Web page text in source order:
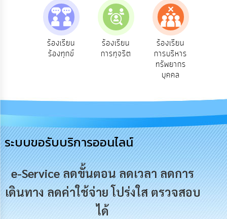
ยุทธศาสตร์/
ทรัพยากร
การ
บริหาร
งาน
การ
ส่ง
เสริม
ความ
ร้องเรียน
ร้องทุกข์
ร้องเรียน
การทุจริต
ร้องเรียน
การบริหาร
ทรัพยากร
บุคคล
ระบบขอรับบริการออนไลน์
e-Service ลดขั้นตอน ลดเวลา ลดการ
เดินทาง ลดค่าใช้จ่าย โปร่งใส ตรวจสอบ
ได้